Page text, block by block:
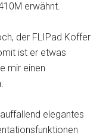
erwähnt.
der FLIPad Koffer
ist er etwas
mir einen
elegantes